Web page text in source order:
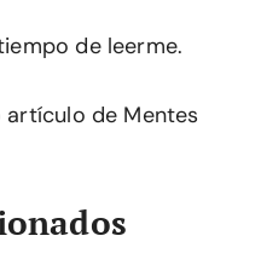
de leerme.
artículo de Mentes